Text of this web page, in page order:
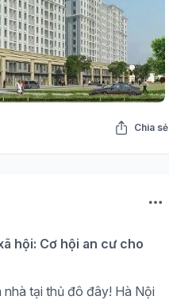
Chia sẻ
hội: Cơ hội an cư cho
nhà tại thủ đô đây! Hà Nội